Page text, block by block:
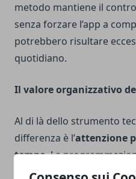
metodo mantiene il
senza forzare l’app a
potrebbero risultare
quotidiano.
Il valore organizzativo
Al di là dello strumento
differenza è l’attenzione
tempo. La
di evitare le